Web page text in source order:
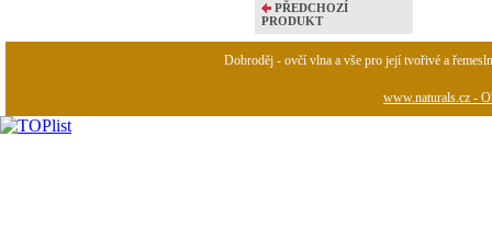
PŘEDCHOZÍ
PRODUKT
Dobroděj - ovčí vlna a vše pro její tvořivé a
www.naturals.cz -